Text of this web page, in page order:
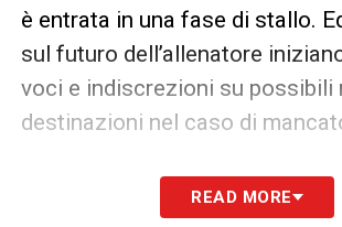
è entrata in una fase di stallo.
sul futuro dell’allenatore
voci e indiscrezioni su possibili
destinazioni nel caso di
Secondo quanto riportato daIl
sul tecnico piacentino sarebbe
READ MORE